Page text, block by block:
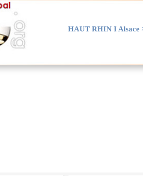
HAUT RHIN I Alsace